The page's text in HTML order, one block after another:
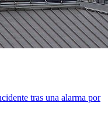
tras una alarma por